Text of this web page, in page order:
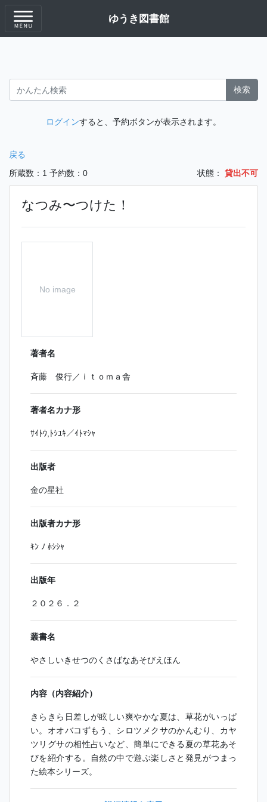
ゆうき図書館
検索
ログインすると、予約ボタンが表示されます。
戻る
所蔵数：1 予約数：0 状態： 貸出不可
なつみ〜つけた！
No image
著者名
斉藤 俊行／ｉｔｏｍａ舎
著者名カナ形
ｻｲﾄｳ,ﾄｼﾕｷ／ｲﾄﾏｼｬ
出版者
金の星社
出版者カナ形
ｷﾝ ﾉ ﾎｼｼｬ
出版年
２０２６．２
叢書名
やさしいきせつのくさばなあそびえほん
内容（内容紹介）
きらきら日差しが眩しい爽やかな夏は、草花がいっぱ
い。オオバコずもう、シロツメクサのかんむり、カヤ
ツリグサの相性占いなど、簡単にできる夏の草花あそ
びを紹介する。自然の中で遊ぶ楽しさと発見がつまっ
た絵本シリーズ。